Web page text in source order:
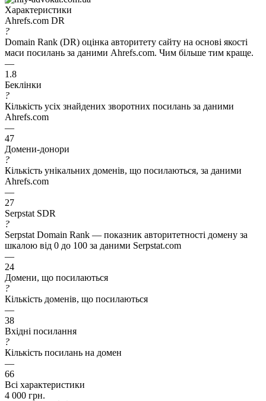
Характеристики
Ahrefs.com DR
?
Domain Rank (DR) оцінка авторитету сайту на основі якості
маси посилань за даними Ahrefs.com. Чим більше тим краще.
—
1.8
Беклінки
?
Кількість усіх знайдених зворотних посилань за даними
Ahrefs.com
—
47
Домени-донори
?
Кількість унікальних доменів, що посилаються, за даними
Ahrefs.com
—
27
Serpstat SDR
?
Serpstat Domain Rank — показник авторитетності домену за
шкалою від 0 до 100 за даними Serpstat.com
—
24
Домени, що посилаються
?
Кількість доменів, що посилаються
—
38
Вхідні посилання
?
Кількість посилань на домен
—
66
Всі характеристики
4 000 грн.